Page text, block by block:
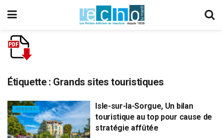
Étiquette : Grands sites touristiques
DOSSIER
Isle-sur-la-Sorgue, Un bilan
touristique au top pour cause de
stratégie affûtée